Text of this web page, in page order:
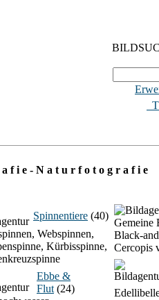
f i e - N a t u r f o t o g r a f i e
Spinnentiere (40)
Webspinnen,
Kürbisspinne,
Ebbe &
Flut (24)
Gemeine
Black-
Cercopis